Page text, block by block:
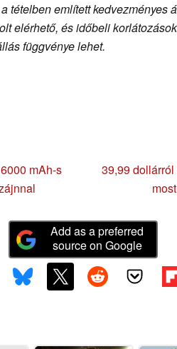
tételben említett kedvezményes
elérhető, és időbeli
függvénye lehet.
mAh-s
39,99
Add as a preferred
source on Google